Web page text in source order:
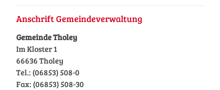
Anschrift Gemeindeverwaltung
Gemeinde Tholey
Im Kloster 1
66636 Tholey
Tel.: (06853) 508-0
Fax: (06853) 508-30